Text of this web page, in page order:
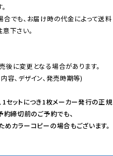
でも、お届け時の代金によって送料
下さい。
に変更となる場合があります。
、デザイン、発売時期等)
セットにつき1枚メーカー発行の正規
約締切前のご予約でも、
カラーコピーの場合もございます。